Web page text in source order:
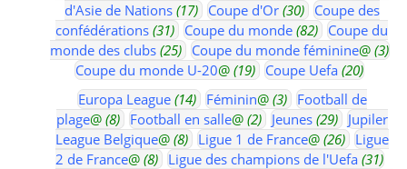
d'Asie de Nations (17) Coupe d'Or (30)
Coupe des
confédérations (31) Coupe du monde (82) Coupe du
monde des clubs (25) Coupe du monde féminine@ (3)
Coupe du monde U-20@ (19) Coupe Uefa (20)
Europa League (14) Féminin@ (3)
Football de
plage@ (8) Football en salle@ (2) Jeunes (29)
Jupiler
League Belgique@ (8) Ligue 1 de France@ (26)
Ligue
2 de France@ (8) Ligue des champions de l'Uefa (31)